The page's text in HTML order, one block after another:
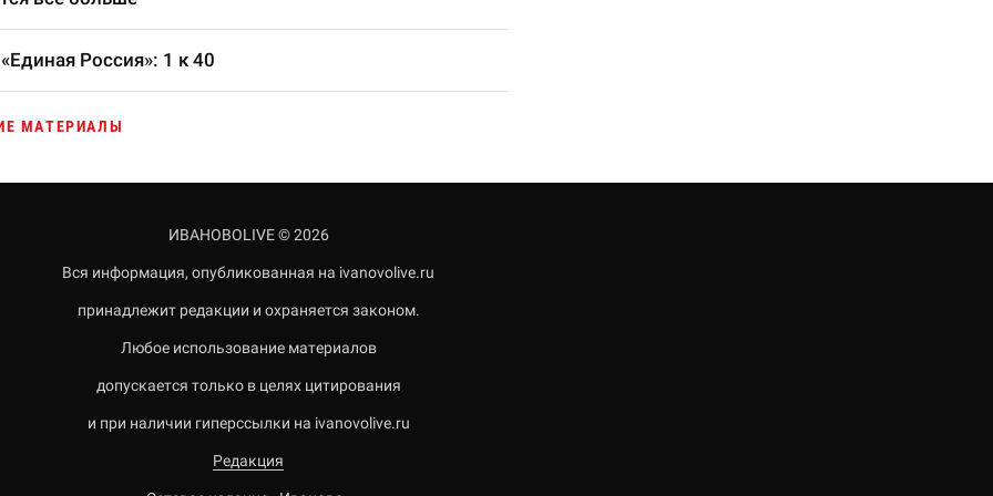
Россия»: 1 к 40
МАТЕРИАЛЫ
ИВАНОВОLIVE © 2026
Вся информация, опубликованная на ivanovolive.ru
принадлежит редакции и охраняется законом.
Любое использование материалов
допускается только в целях цитирования
и при наличии гиперссылки на ivanovolive.ru
Редакция